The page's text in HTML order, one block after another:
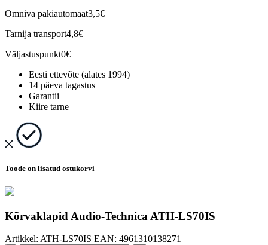
Omniva pakiautomaat3,5€
Tarnija transport4,8€
Väljastuspunkt0€
Eesti ettevõte (alates 1994)
14 päeva tagastus
Garantii
Kiire tarne
Toode on lisatud ostukorvi
Kõrvaklapid Audio-Technica ATH-LS70IS
Artikkel: ATH-LS70IS EAN: 4961310138271